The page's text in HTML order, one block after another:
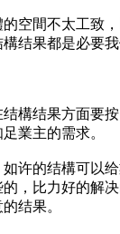
空間不太工致
结果都是必要
構结果方面要
業主的需求。
许的结構可以
，比力好的解
结果。